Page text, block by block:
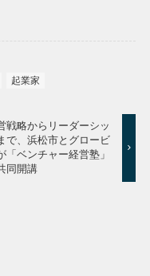
起業家
戦略からリーダーシッ
で、浜松市とグロービ
「ベンチャー経営塾」
同開講